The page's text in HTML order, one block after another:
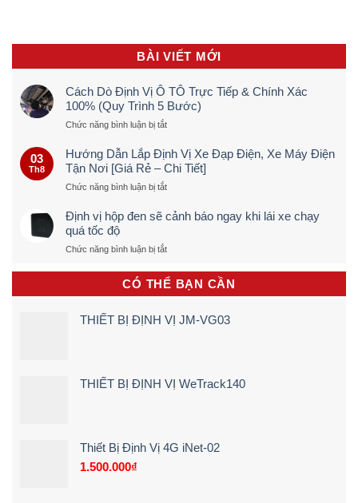
BÀI VIẾT MỚI
Cách Dò Định Vị Ô TÔ Trực Tiếp & Chính Xác
100% (Quy Trình 5 Bước)
Chức năng bình luận bị tắtở
Dò
Định
Vị
Ô
Trực
Chính
100%
(Quy
5
Bước)
03
Th8
Hướng Dẫn Lắp Định Vị Xe Đạp Điện, Xe Máy Điện
Tận Nơi [Giá Rẻ – Chi Tiết]
Chức năng bình luận bị tắtở
Dẫn
Vị
Đạp
Điện,
Máy
Điện
Rẻ
–
Định vị hộp đen sẽ cảnh báo ngay khi lái xe chạy
quá tốc độ
Chức năng bình luận bị tắtở
vị
hộp
đen
cảnh
xe
CÓ THỂ BẠN CẦN
THIẾT BỊ ĐỊNH VỊ JM-VG03
THIẾT BỊ ĐỊNH VỊ WeTrack140
Thiết Bị Định Vị 4G iNet-02
1.500.000₫